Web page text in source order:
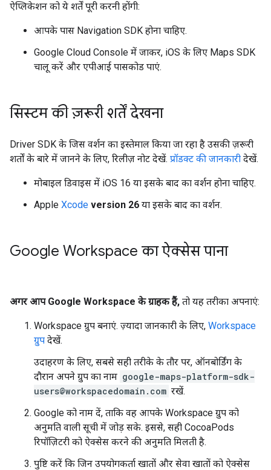
ऐप्लिकेशन को ये शर्तें पूरी करनी होंगी:
आपके पास Navigation SDK होना चाहिए.
Google Cloud Console में जाकर, iOS के लिए Maps SDK
चालू करें और एपीआई पासकोड पाएं.
सिस्टम की ज़रूरी शर्तें देखना
Driver SDK के जिस वर्शन का इस्तेमाल किया जा रहा है उसकी ज़रूरी
शर्तों के बारे में जानने के लिए, रिलीज़ नोट देखें. प्रॉडक्ट की जानकारी देखें.
मोबाइल डिवाइस में iOS 16 या इसके बाद का वर्शन होना चाहिए.
Apple Xcode version 26 या इसके बाद का वर्शन.
Google Workspace का ऐक्सेस पाना
अगर आप Google Workspace के ग्राहक हैं, तो यह तरीका अपनाएं:
Workspace ग्रुप बनाएं. ज़्यादा जानकारी के लिए, Workspace
ग्रुप देखें.
उदाहरण के लिए, सबसे सही तरीके के तौर पर, ऑनबोर्डिंग के
दौरान अपने ग्रुप का नाम google-maps-platform-sdk-
users@workspacedomain.com रखें.
Google को नाम दें, ताकि वह आपके Workspace ग्रुप को
अनुमति वाली सूची में जोड़ सके. इससे, सही CocoaPods
रिपॉज़िटरी को ऐक्सेस करने की अनुमति मिलती है.
पुष्टि करें कि जिन उपयोगकर्ता खातों और सेवा खातों को ऐक्सेस